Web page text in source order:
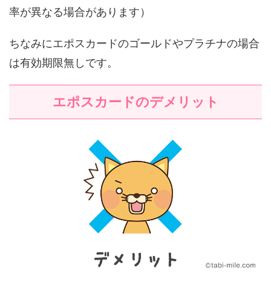
率が異なる場合があります）
ちなみにエポスカードのゴールドやプラチナの場合
は有効期限無しです。
エポスカードのデメリット